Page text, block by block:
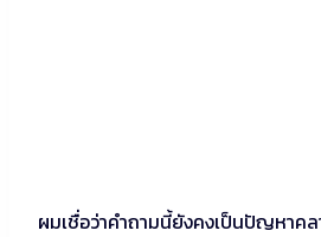
ผมเชื่อว่าคำถามนี้ยังคงเป็นปัญหาค